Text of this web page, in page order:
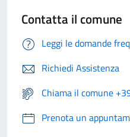
Contatta il comune
Leggi le domande
Richiedi Assistenza
Chiama il comune
Prenota un